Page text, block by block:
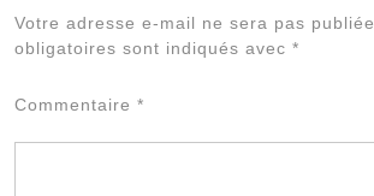
Votre adresse e-mail ne sera pas publiée.
obligatoires sont indiqués avec *
Commentaire *